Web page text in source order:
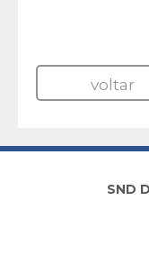
voltar
SND